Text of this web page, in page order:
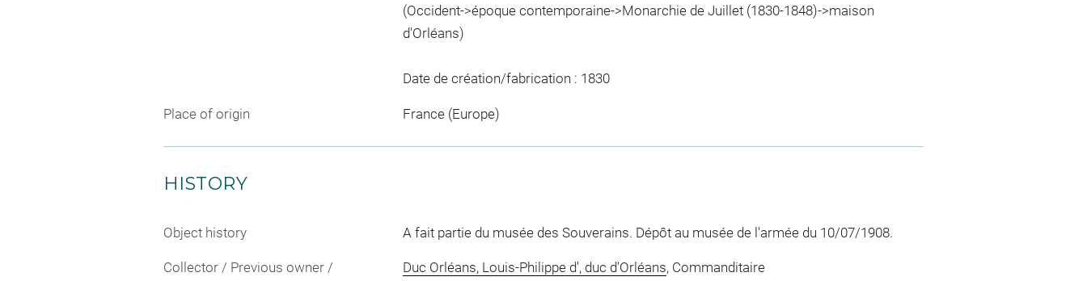
(Occident->époque contemporaine->Monarchie de Juillet (1830-1848)->maison
d'Orléans)
Date de création/fabrication : 1830
Place of origin France (Europe)
HISTORY
Object history A fait partie du musée des Souverains. Dépôt au musée de l'armée du 10/07/1908.
Collector / Previous owner /
Duc Orléans, Louis-Philippe d', duc d'Orléans, Commanditaire